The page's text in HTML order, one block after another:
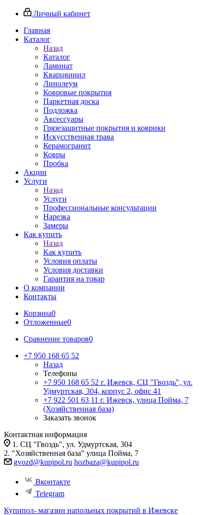
Личный кабинет
Главная
Каталог
Назад
Каталог
Ламинат
Кварцвинил
Линолеум
Ковровые покрытия
Паркетная доска
Подложка
Аксессуары
Грязезащитные покрытия и коврики
Искусственная трава
Керамогранит
Ковры
Пробка
Акции
Услуги
Назад
Услуги
Профессиональные консультации
Нарезка
Замеры
Как купить
Назад
Как купить
Условия оплаты
Условия доставки
Гарантия на товар
О компании
Контакты
Корзина0
Отложенные0
Сравнение товаров0
+7 950 168 65 52
Назад
Телефоны
+7 950 168 65 52 г. Ижевск, СЦ "Гвоздь", ул.
Удмуртская, 304, корпус 2, офис 41
+7 922 501 63 11 г. Ижевск, улица Пойма, 7
(Хозяйственная база)
Заказать звонок
Контактная информация
1. СЦ "Гвоздь", ул. Удмуртская, 304
2. "Хозяйственная база" улица Пойма, 7
gvozd@kupipol.ru hozbaza@kupipol.ru
Вконтакте
Telegram
Купипол- магазин напольных покрытий в Ижевске